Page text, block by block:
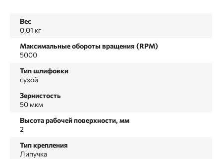
Вес
0,01 кг
Максимальные обороты вращения (RPM)
5000
Тип шлифовки
сухой
Зернистость
50 мкм
Высота рабочей поверхности, мм
2
Тип крепления
Липучка